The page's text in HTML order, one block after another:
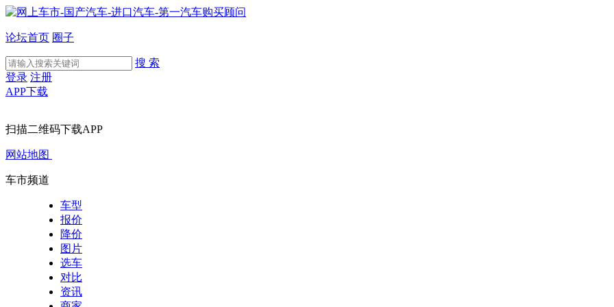
论坛首页 圈子
搜 索
登录 注册
APP下载
扫描二维码下载APP
网站地图
车市频道
车型
报价
降价
图片
选车
对比
资讯